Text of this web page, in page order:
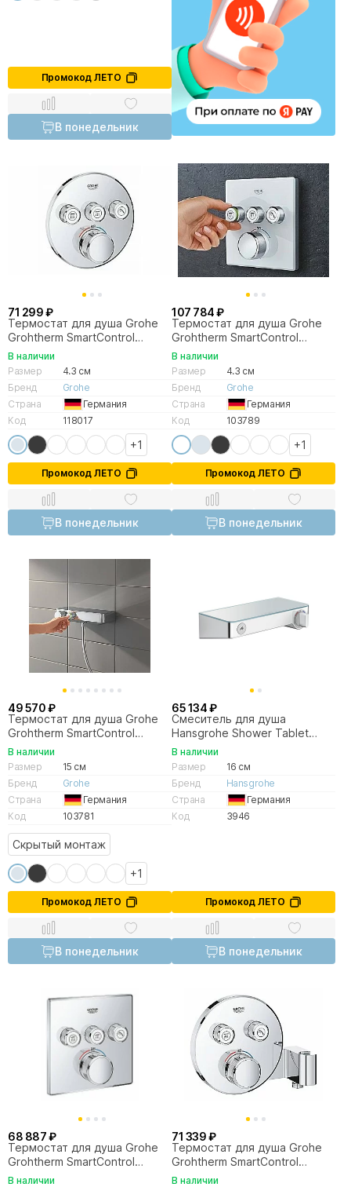
Промокод ЛЕТО
В понедельник
71 299 ₽
Термостат для душа Grohe
Grohtherm SmartControl
29121000
В наличии
Размер
4.3 см
Бренд
Grohe
Страна
Германия
Код
118017
+1
Промокод ЛЕТО
В понедельник
107 784 ₽
Термостат для душа Grohe
Grohtherm SmartControl
29157LS0
В наличии
Размер
4.3 см
Бренд
Grohe
Страна
Германия
Код
103789
+1
Промокод ЛЕТО
В понедельник
49 570 ₽
Термостат для душа Grohe
Grohtherm SmartControl
34719000
В наличии
Размер
15 см
Бренд
Grohe
Страна
Германия
Код
103781
Скрытый монтаж
+1
Промокод ЛЕТО
В понедельник
65 134 ₽
Смеситель для душа
Hansgrohe Shower Tablet
Select 13171000
В наличии
Размер
16 см
Бренд
Hansgrohe
Страна
Германия
Код
3946
Промокод ЛЕТО
В понедельник
68 887 ₽
Термостат для душа Grohe
Grohtherm SmartControl
29126000
В наличии
71 339 ₽
Термостат для душа Grohe
Grohtherm SmartControl
29120000
В наличии